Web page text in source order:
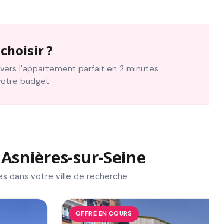
?
l'appartement parfait en 2 minutes
budget.
sur-Seine
dans votre ville de recherche
OFFRE EN COURS